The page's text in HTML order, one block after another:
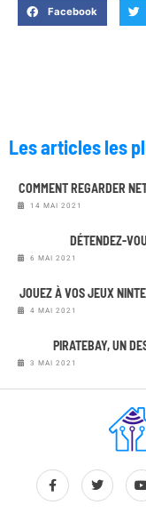
Facebook
Les articles les
COMMENT REGARDER
14 MAI 2021
DÉTENDEZ-
6 MAI 2021
JOUEZ À VOS JEUX
4 MAI 2021
PIRATEBAY, UN
3 MAI 2021